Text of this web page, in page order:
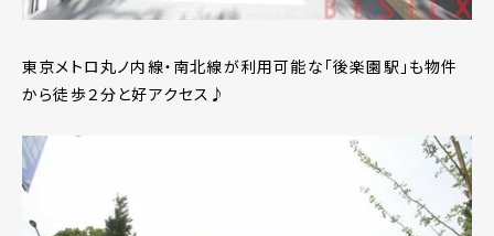
東京メトロ丸ノ内線・南北線が利用可能な「後楽園駅」も物件
から徒歩２分と好アクセス♪